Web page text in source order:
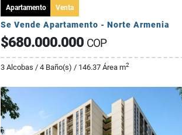
Apartamento Venta
Se Vende Apartamento - Norte Armenia
$680.000.000 COP
3 Alcobas / 4 Baño(s) / 146.37 Área m2